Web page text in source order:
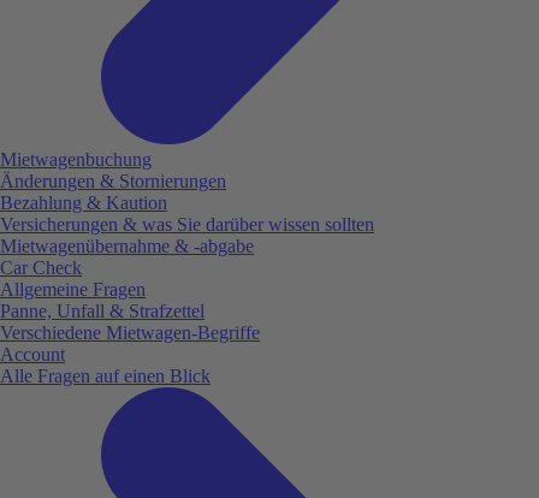
Mietwagenbuchung
Änderungen & Stornierungen
Bezahlung & Kaution
Versicherungen & was Sie darüber wissen sollten
Mietwagenübernahme & -abgabe
Car Check
Allgemeine Fragen
Panne, Unfall & Strafzettel
Verschiedene Mietwagen-Begriffe
Account
Alle Fragen auf einen Blick